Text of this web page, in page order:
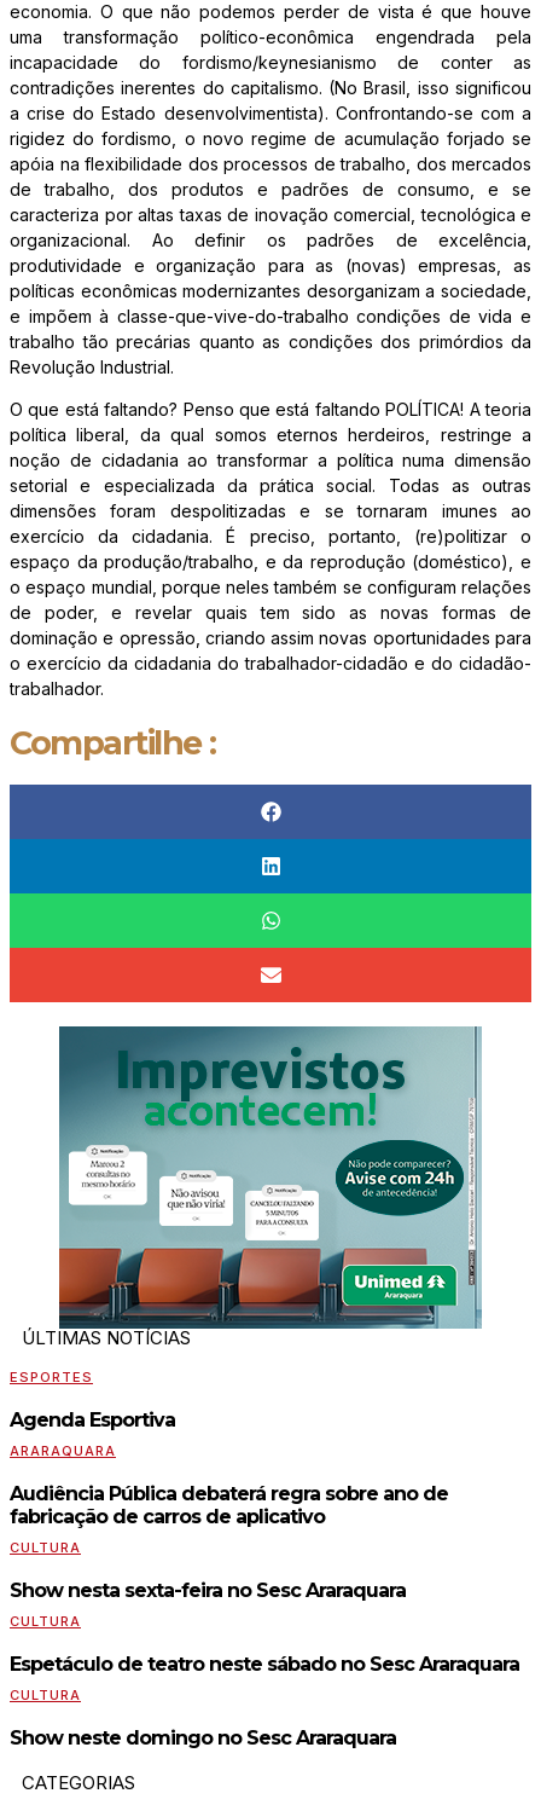
economia. O que não podemos perder de vista é que houve
uma transformação político-econômica engendrada pela
incapacidade do fordismo/keynesianismo de conter as
contradições inerentes do capitalismo. (No Brasil, isso significou
a crise do Estado desenvolvimentista). Confrontando-se com a
rigidez do fordismo, o novo regime de acumulação forjado se
apóia na flexibilidade dos processos de trabalho, dos mercados
de trabalho, dos produtos e padrões de consumo, e se
caracteriza por altas taxas de inovação comercial, tecnológica e
organizacional. Ao definir os padrões de excelência,
produtividade e organização para as (novas) empresas, as
políticas econômicas modernizantes desorganizam a sociedade,
e impõem à classe-que-vive-do-trabalho condições de vida e
trabalho tão precárias quanto as condições dos primórdios da
Revolução Industrial.
O que está faltando? Penso que está faltando POLÍTICA! A teoria
política liberal, da qual somos eternos herdeiros, restringe a
noção de cidadania ao transformar a política numa dimensão
setorial e especializada da prática social. Todas as outras
dimensões foram despolitizadas e se tornaram imunes ao
exercício da cidadania. É preciso, portanto, (re)politizar o
espaço da produção/trabalho, e da reprodução (doméstico), e
o espaço mundial, porque neles também se configuram relações
de poder, e revelar quais tem sido as novas formas de
dominação e opressão, criando assim novas oportunidades para
o exercício da cidadania do trabalhador-cidadão e do cidadão-
trabalhador.
Compartilhe :
ÚLTIMAS NOTÍCIAS
ESPORTES
Agenda Esportiva
ARARAQUARA
Audiência Pública debaterá regra sobre ano de
fabricação de carros de aplicativo
CULTURA
Show nesta sexta-feira no Sesc Araraquara
CULTURA
Espetáculo de teatro neste sábado no Sesc Araraquara
CULTURA
Show neste domingo no Sesc Araraquara
CATEGORIAS